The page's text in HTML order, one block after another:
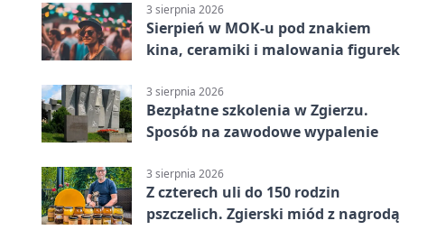
3 sierpnia 2026
Sierpień w MOK-u pod znakiem
kina, ceramiki i malowania figurek
3 sierpnia 2026
Bezpłatne szkolenia w Zgierzu.
Sposób na zawodowe wypalenie
3 sierpnia 2026
Z czterech uli do 150 rodzin
pszczelich. Zgierski miód z nagrodą